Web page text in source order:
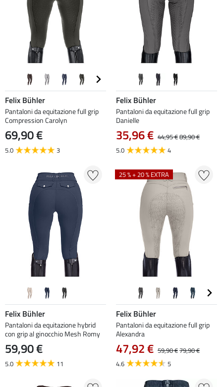
Felix Bühler
Pantaloni da equitazione full grip
Compression Carolyn
69,90 €
5.0 3
Felix Bühler
Pantaloni da equitazione full grip
Danielle
35,96 € 44,95 €89,90 €
5.0
4
Felix Bühler
Pantaloni da equitazione hybrid
con grip al ginocchio Mesh Romy
59,90 €
5.0 11
25 % + 20 % EXTRA
Felix Bühler
Pantaloni da equitazione full grip
Alexandra
47,92 € 59,90 €79,90 €
4.6
5